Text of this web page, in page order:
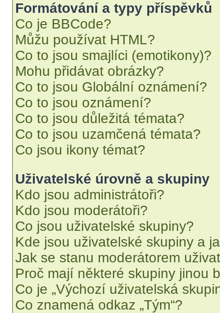
Formátování a typy příspěvků
Co je BBCode?
Můžu používat HTML?
Co to jsou smajlíci (emotikony)?
Mohu přidávat obrázky?
Co to jsou Globální oznámení?
Co to jsou oznámení?
Co to jsou důležitá témata?
Co to jsou uzamčená témata?
Co jsou ikony témat?
Uživatelské úrovně a skupiny
Kdo jsou administrátoři?
Kdo jsou moderátoři?
Co jsou uživatelské skupiny?
Kde jsou uživatelské skupiny a
Jak se stanu moderátorem
Proč mají některé skupiny jinou
Co je „Výchozí uživatelská
Co znamená odkaz „Tým“?